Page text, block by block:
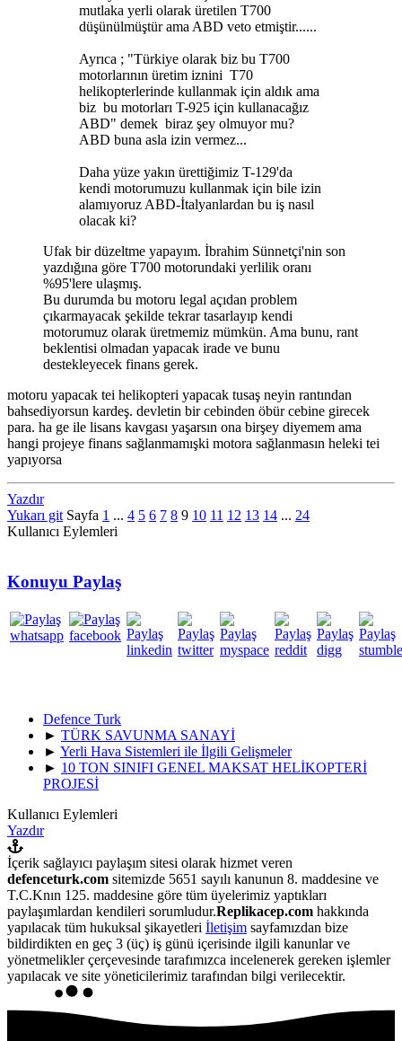
mutlaka yerli olarak üretilen T700
düşünülmüştür ama ABD veto etmiştir......
Ayrıca ; "Türkiye olarak biz bu T700
motorlarının üretim iznini T70
helikopterlerinde kullanmak için aldık ama
biz bu motorları T-925 için kullanacağız
ABD" demek biraz şey olmuyor mu?
ABD buna asla izin vermez...
Daha yüze yakın ürettiğimiz T-129'da
kendi motorumuzu kullanmak için bile izin
alamıyoruz ABD-İtalyanlardan bu iş nasıl
olacak ki?
Ufak bir düzeltme yapayım. İbrahim Sünnetçi'nin son
yazdığına göre T700 motorundaki yerlilik oranı
%95'lere ulaşmış.
Bu durumda bu motoru legal açıdan problem
çıkarmayacak şekilde tekrar tasarlayıp kendi
motorumuz olarak üretmemiz mümkün. Ama bunu, rant
beklentisi olmadan yapacak irade ve bunu
destekleyecek finans gerek.
motoru yapacak tei helikopteri yapacak tusaş neyin rantından
bahsediyorsun kardeş. devletin bir cebinden öbür cebine girecek
para. ha ge ile lisans kavgası yaşarsın ona birşey diyemem ama
hangi projeye finans sağlanmamışki motora sağlanmasın heleki tei
yapıyorsa
Yazdır
Yukarı git Sayfa 1 ... 4 5 6 7 8 9 10 11 12 13 14 ... 24
Kullanıcı Eylemleri
Konuyu Paylaş
Defence Turk
► TÜRK SAVUNMA SANAYİ
► Yerli Hava Sistemleri ile İlgili Gelişmeler
► 10 TON SINIFI GENEL MAKSAT HELİKOPTERİ
PROJESİ
Kullanıcı Eylemleri
Yazdır
İçerik sağlayıcı paylaşım sitesi olarak hizmet veren
defenceturk.com sitemizde 5651 sayılı kanunun 8. maddesine ve
T.C.Knın 125. maddesine göre tüm üyelerimiz yaptıkları
paylaşımlardan kendileri sorumludur.Replikacep.com hakkında
yapılacak tüm hukuksal şikayetleri İletişim sayfamızdan bize
bildirdikten en geç 3 (üç) iş günü içerisinde ilgili kanunlar ve
yönetmelikler çerçevesinde tarafımızca incelenerek gereken işlemler
yapılacak ve site yöneticilerimiz tarafından bilgi verilecektir.